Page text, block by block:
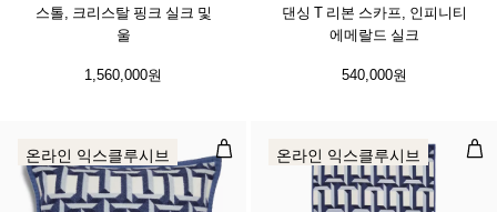
스톨, 크리스탈 핑크 실크 및
울
1,560,000원
댄싱 T 리본 스카프, 인피니티
에메랄드 실크
540,000원
트루 쿠션, 탄자나이트 컬러 울 및
온라인 익스클루시브 트
온라인 익스클루시브